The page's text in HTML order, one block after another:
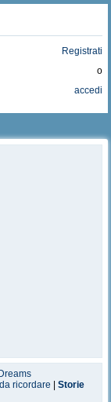
Registrati
o
accedi
ricordare
Storie